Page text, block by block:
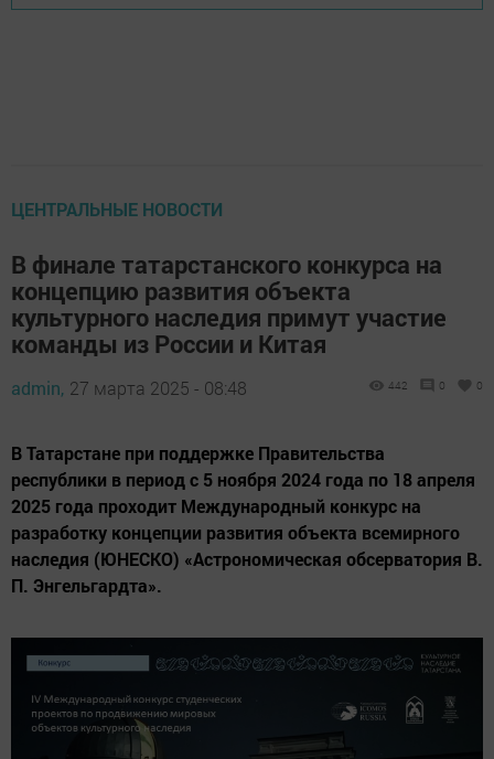
ЦЕНТРАЛЬНЫЕ НОВОСТИ
В финале татарстанского конкурса на
концепцию развития объекта
культурного наследия примут участие
команды из России и Китая
admin, 27 марта 2025 - 08:48 442 0 0
В Татарстане при поддержке Правительства
республики в период с 5 ноября 2024 года по 18 апреля
2025 года проходит Международный конкурс на
разработку концепции развития объекта всемирного
наследия (ЮНЕСКО) «Астрономическая обсерватория В.
П. Энгельгардта».